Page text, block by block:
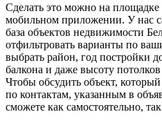
Сделать это можно на
мобильном приложении. У нас
база объектов недвижимости
отфильтровать варианты по
выбрать район, год постройки
балкона и даже высоту
Чтобы обсудить объект,
по контактам, указанным в
сможете как самостоятельно,